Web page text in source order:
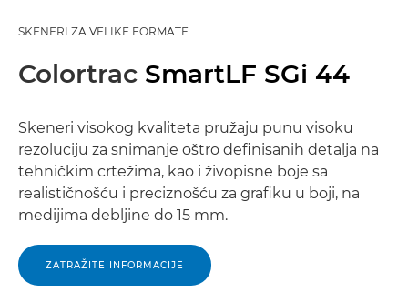
SKENERI ZA VELIKE FORMATE
Colortrac SmartLF SGi 44
Skeneri visokog kvaliteta pružaju punu visoku
rezoluciju za snimanje oštro definisanih detalja na
tehničkim crtežima, kao i živopisne boje sa
realističnošću i preciznošću za grafiku u boji, na
medijima debljine do 15 mm.
ZATRAŽITE INFORMACIJE